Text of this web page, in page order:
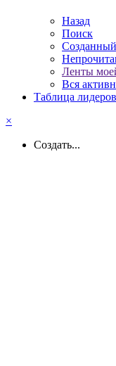
Назад
Поиск
Ленты
Вся
Таблица лидеров
×
Создать...